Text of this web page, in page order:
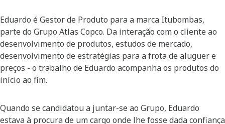
Eduardo é Gestor de Produto para a marca Itubombas,
parte do Grupo Atlas Copco. Da interação com o cliente ao
desenvolvimento de produtos, estudos de mercado,
desenvolvimento de estratégias para a frota de aluguer e
preços - o trabalho de Eduardo acompanha os produtos do
início ao fim.
Quando se candidatou a juntar-se ao Grupo, Eduardo
estava à procura de um cargo onde lhe fosse dada confiança